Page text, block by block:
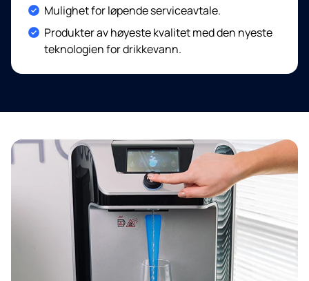
Included:
Mulighet for løpende serviceavtale.
Included:
Produkter av høyeste kvalitet med den nyeste
teknologien for drikkevann.